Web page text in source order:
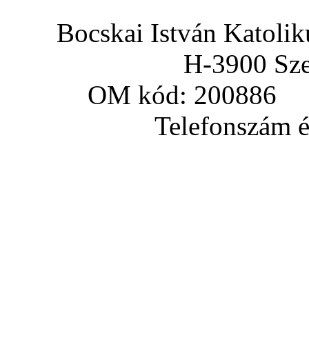
Bocskai István
H-3900
OM kód: 200886
Telefonszám